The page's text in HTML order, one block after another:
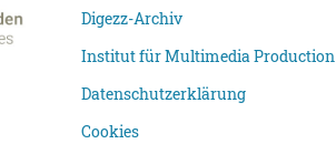
Digezz-Archiv
Institut für Multimedia Production
Datenschutzerklärung
Cookies